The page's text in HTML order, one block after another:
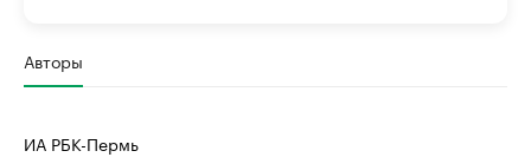
Авторы
ИА РБК-Пермь